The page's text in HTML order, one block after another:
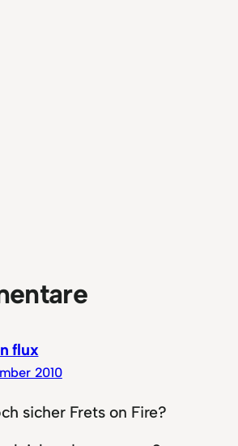
flux
2010
sicher Frets on Fire?